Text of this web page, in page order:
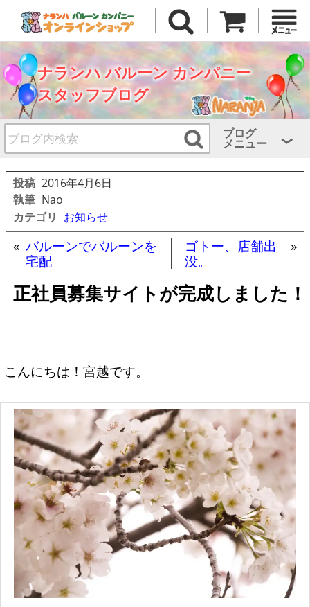
ナランハ バルーン カンパニー
スタッフブログ
ブログ
メニュー
投稿 2016年4月6日
執筆 Nao
カテゴリ お知らせ
« バルーンでバルーンを
宅配
ゴトー、店舗出
没。
»
正社員募集サイトが完成しました！
こんにちは！宮越です。